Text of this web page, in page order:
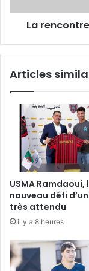
La
Articles
USMA Ramdaoui,
nouveau défi
très attendu
il y a 8 heures